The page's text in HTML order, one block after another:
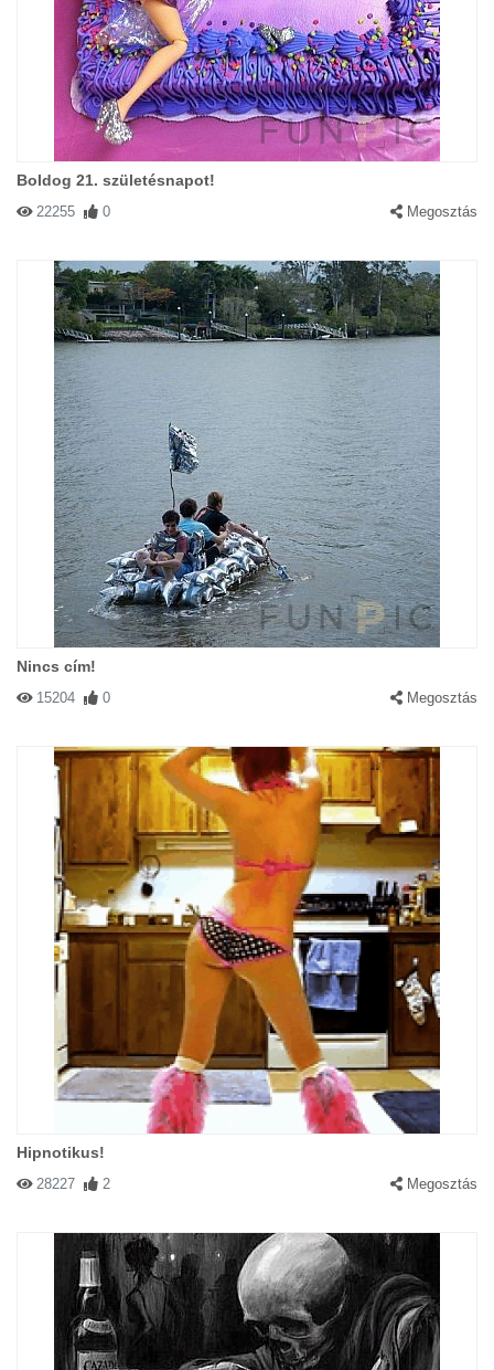
Boldog 21. születésnapot!
22255 0 Megosztás
Nincs cím!
15204 0 Megosztás
Hipnotikus!
28227 2 Megosztás